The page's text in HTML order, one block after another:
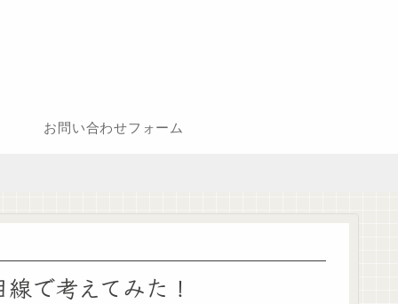
お問い合わせフォーム
で考えてみた！